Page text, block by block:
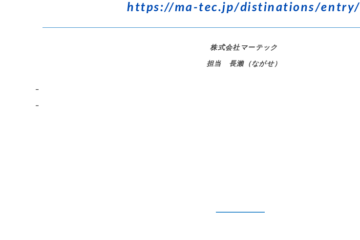
https://ma-tec.jp/distinations/entry/
株式会社マーテック
担当 長瀨（ながせ）
–
–